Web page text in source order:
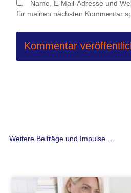
Name, E-Mail-Adresse und
für meinen nächsten Kommentar
Weitere Beiträge und Impulse …
SeiteSeiteSeite
Seite Seite Seite
Seite Seite Seite